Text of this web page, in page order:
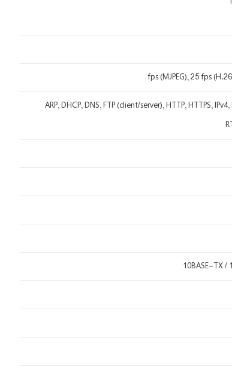
ARP, DHCP, DNS, FTP (client/server), HTTP, HTTPS, IPv4,
10BASE-TX /